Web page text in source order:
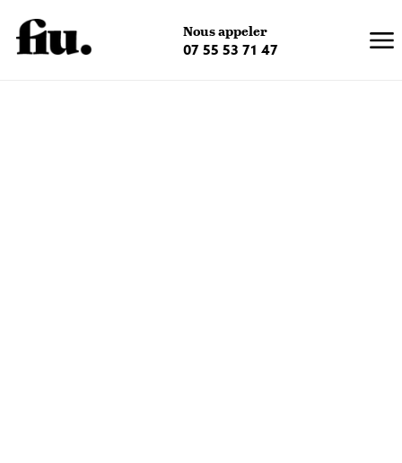
Nous appeler
07 55 53 71 47 ×